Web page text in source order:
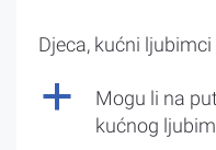
Djeca, kućni ljubimci
a
Mogu li na
kućnog